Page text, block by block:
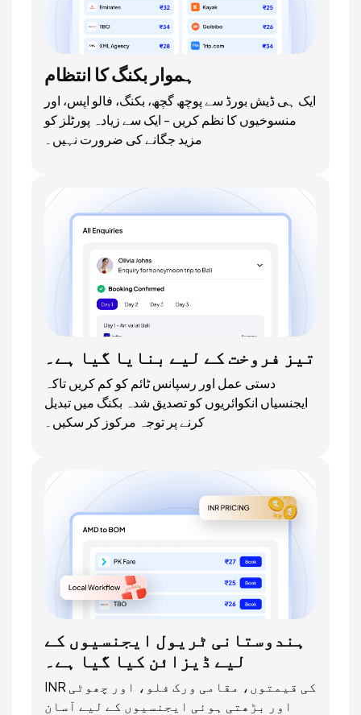
ہموار بکنگ کا انتظام
ایک ہی ڈیش بورڈ سے پوچھ گچھ، بکنگ، فالو اپس، اور
منسوخیوں کا نظم کریں - ایک سے زیادہ پورٹلز کو
مزید جگانے کی ضرورت نہیں۔
تیز فروخت کے لیے بنایا گیا ہے۔
دستی عمل اور رسپانس ٹائم کو کم کریں تاکہ
ایجنسیاں انکوائریوں کو تصدیق شدہ بکنگ میں تبدیل
کرنے پر توجہ مرکوز کر سکیں۔
ہندوستانی ٹریول ایجنسیوں کے
لیے ڈیزائن کیا گیا ہے۔
INR کی قیمتوں، مقامی ورک فلو، اور چھوٹی
اور بڑھتی ہوئی ایجنسیوں کے لیے آسان